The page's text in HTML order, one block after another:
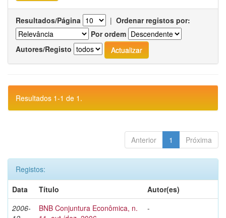
Resultados/Página | Ordenar registos por:
Por ordem
Autores/Registo
Resultados 1-1 de 1.
Anterior 1 Próxima
Registos:
Data
Título
Autor(es)
2006-
BNB Conjuntura Econômica, n.
-